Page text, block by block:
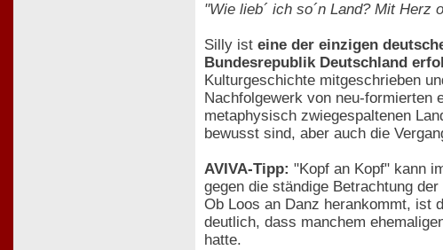
"Wie lieb´ ich so´n Land? Mit Herz
Silly ist eine der einzigen
Bundesrepublik Deutschland
Kulturgeschichte mitgeschrieben
Nachfolgewerk von neu-formierten
metaphysisch zwiegespaltenen
bewusst sind, aber auch die
AVIVA-Tipp: "Kopf an Kopf" kann
gegen die ständige Betrachtung
Ob Loos an Danz herankommt, ist
deutlich, dass manchem
hatte.